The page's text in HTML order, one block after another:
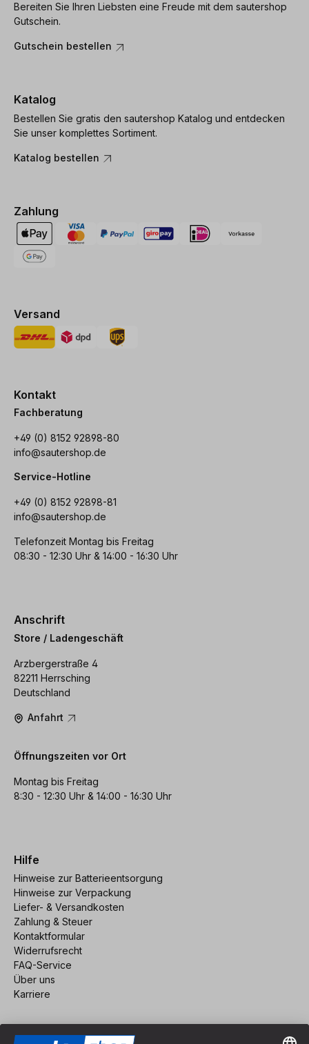
Bereiten Sie Ihren Liebsten eine Freude mit dem sautershop
Gutschein.
Gutschein bestellen
Katalog
Bestellen Sie gratis den sautershop Katalog und entdecken
Sie unser komplettes Sortiment.
Katalog bestellen
Zahlung
Versand
Kontakt
Fachberatung
+49 (0) 8152 92898-80
info@sautershop.de
Service-Hotline
+49 (0) 8152 92898-81
info@sautershop.de
Telefonzeit Montag bis Freitag
08:30 - 12:30 Uhr & 14:00 - 16:30 Uhr
Anschrift
Store / Ladengeschäft
Arzbergerstraße 4
82211 Herrsching
Deutschland
Anfahrt
Öffnungszeiten vor Ort
Montag bis Freitag
8:30 - 12:30 Uhr & 14:00 - 16:30 Uhr
Hilfe
Hinweise zur Batterieentsorgung
Hinweise zur Verpackung
Liefer- & Versandkosten
Zahlung & Steuer
Kontaktformular
Widerrufsrecht
FAQ-Service
Über uns
Karriere